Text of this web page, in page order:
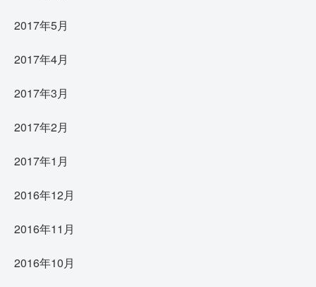
2017年5月
2017年4月
2017年3月
2017年2月
2017年1月
2016年12月
2016年11月
2016年10月